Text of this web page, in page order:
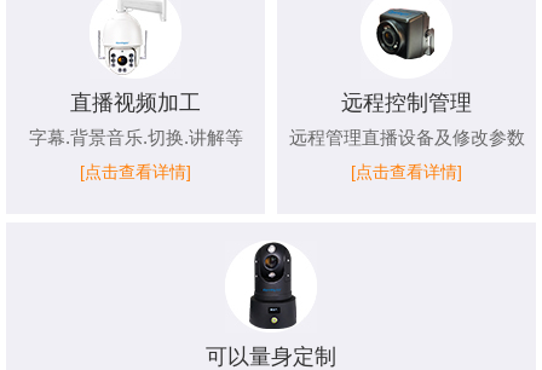
直播视频加工
字幕.背景音乐.切换.讲解等
[点击查看详情]
远程控制管理
远程管理直播设备及修改参数
[点击查看详情]
可以量身定制